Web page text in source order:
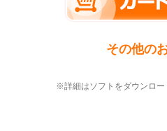
その他の
※詳細はソフトをダウンロー